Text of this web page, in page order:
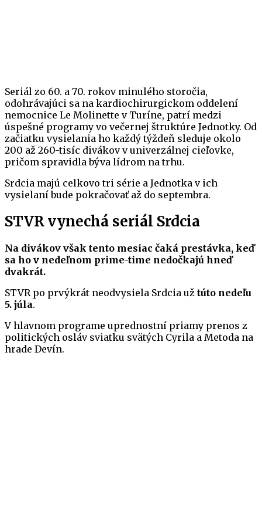
Seriál zo 60. a 70. rokov minulého storočia,
odohrávajúci sa na kardiochirurgickom oddelení
nemocnice Le Molinette v Turíne, patrí medzi
úspešné programy vo večernej štruktúre Jednotky. Od
začiatku vysielania ho každý týždeň sleduje okolo
200 až 260-tisíc divákov v univerzálnej cieľovke,
pričom spravidla býva lídrom na trhu.
Srdcia majú celkovo tri série a Jednotka v ich
vysielaní bude pokračovať až do septembra.
STVR vynechá seriál Srdcia
Na divákov však tento mesiac čaká prestávka, keď
sa ho v nedeľnom prime-time nedočkajú hneď
dvakrát.
STVR po prvýkrát neodvysiela Srdcia už túto nedeľu
5. júla.
V hlavnom programe uprednostní priamy prenos z
politických osláv sviatku svätých Cyrila a Metoda na
hrade Devín.